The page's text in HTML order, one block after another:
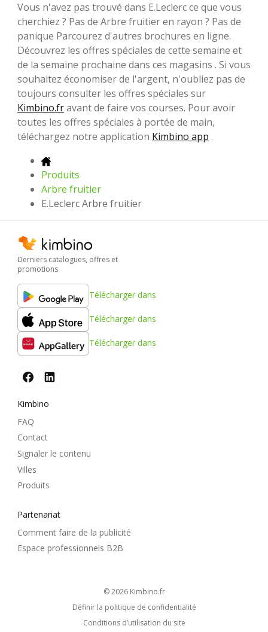
Vous n'avez pas trouvé dans E.Leclerc ce que vous
cherchiez ? Pas de Arbre fruitier en rayon ? Pas de
panique Parcourez d'autres brochures en ligne.
Découvrez les offres spéciales de cette semaine et
de la semaine prochaine dans ces magasins . Si vous
souhaitez économiser de l'argent, n'oubliez pas de
toujours consulter les offres spéciales sur
Kimbino.fravant de faire vos courses. Pour avoir
toutes les offres spéciales à portée de main,
téléchargez notre application Kimbino app .
Produits
Arbre fruitier
E.Leclerc Arbre fruitier
Derniers catalogues, offres et
promotions
Télécharger dans
Télécharger dans
Télécharger dans
Kimbino
FAQ
Contact
Signaler le contenu
Villes
Produits
Partenariat
Comment faire de la publicité
Espace professionnels B2B
© 2026 kimbino.fr
Définir la politique de confidentialité
Conditions d’utilisation du site